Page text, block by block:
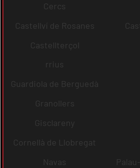
Cercs
Castellví de Rosanes
Castellterçol
rrius
Guardiola de Berguedà
Granollers
Gisclareny
Cornellà de Llobregat
Navas